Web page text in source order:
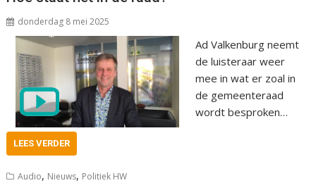
donderdag 8 mei 2025
Ad Valkenburg neemt
de luisteraar weer
mee in wat er zoal in
de gemeenteraad
wordt besproken…
LEES VERDER
Audio, Nieuws, Politiek HW